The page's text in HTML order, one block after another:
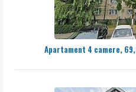
Apartament 4 camere,